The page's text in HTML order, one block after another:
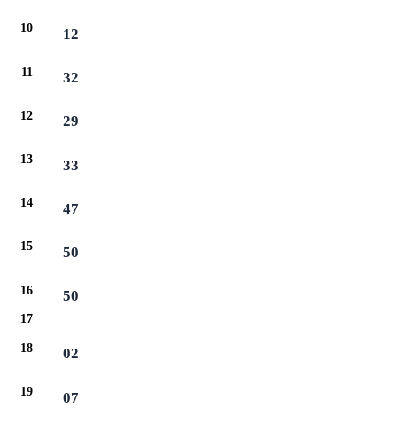
10 12
11 32
12 29
13 33
14 47
15 50
16 50
17
18 02
19 07